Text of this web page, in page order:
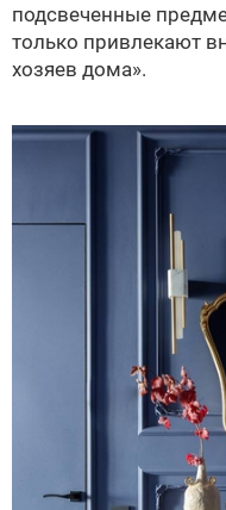
подсвеченные
только привлекают
хозяев дома».